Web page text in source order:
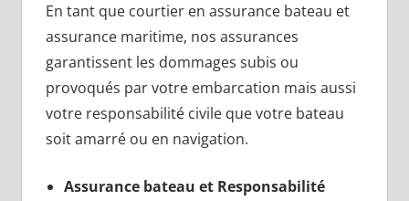
En tant que courtier en assurance bateau et
assurance maritime, nos assurances
garantissent les dommages subis ou
provoqués par votre embarcation mais aussi
votre responsabilité civile que votre bateau
soit amarré ou en navigation.
Assurance bateau et Responsabilité